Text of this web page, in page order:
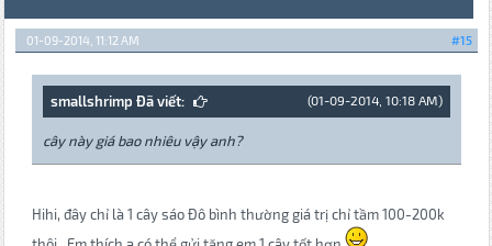
#15
01-09-2014, 11:12 AM
(01-09-2014, 10:18 AM)
smallshrimp Đã viết:
cây này giá bao nhiêu vậy anh?
Hihi, đây chỉ là 1 cây sáo Đô bình thường giá trị chỉ tầm 100-200k